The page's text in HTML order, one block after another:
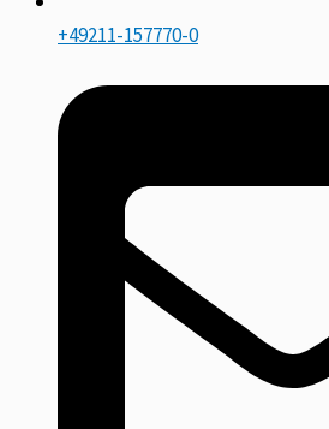
+49211-157770-0